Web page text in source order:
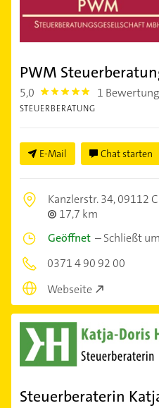
PWM
5,0 5.0 1 Bewertung
STEUERBERATUNG
E-Mail Chat starten
Kanzlerstr. 34,09112
17,7 km
Geöffnet –Schließt
0371 4 90 92 00
Webseite
Steuerberaterin